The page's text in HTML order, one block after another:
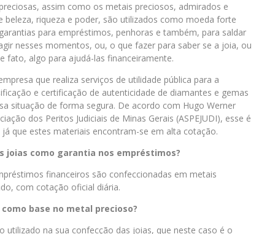
assim como os metais preciosos, admirados e
riqueza e poder, são utilizados como moeda forte
para empréstimos, penhoras e também, para saldar
nesses momentos, ou, o que fazer para saber se a joia, ou
fato, algo para ajudá-las financeiramente.
que realiza serviços de utilidade pública para a
e certificação de autenticidade de diamantes e gemas
situação de forma segura. De acordo com Hugo Werner
dos Peritos Judiciais de Minas Gerais (ASPEJUDI), esse é
que estes materiais encontram-se em alta cotação.
joias como garantia nos empréstimos?
financeiros são confeccionadas em metais
com cotação oficial diária.
base no metal precioso?
utilizado na sua confecção das joias, que neste caso é o